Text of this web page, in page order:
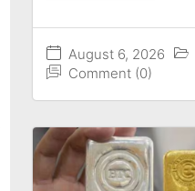
August 6, 2026
Comment (0)